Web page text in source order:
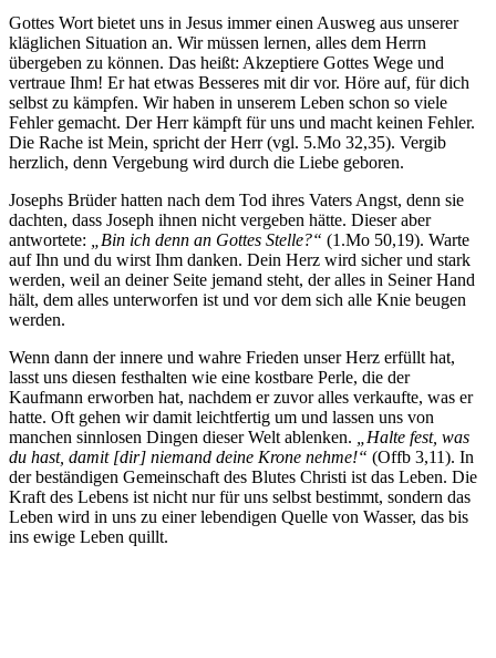
Gottes Wort bietet uns in Jesus immer einen Ausweg aus unserer
kläglichen Situation an. Wir müssen lernen, alles dem Herrn
übergeben zu können. Das heißt: Akzeptiere Gottes Wege und
vertraue Ihm! Er hat etwas Besseres mit dir vor. Höre auf, für dich
selbst zu kämpfen. Wir haben in unserem Leben schon so viele
Fehler gemacht. Der Herr kämpft für uns und macht keinen Fehler.
Die Rache ist Mein, spricht der Herr (vgl. 5.Mo 32,35). Vergib
herzlich, denn Vergebung wird durch die Liebe geboren.
Josephs Brüder hatten nach dem Tod ihres Vaters Angst, denn sie
dachten, dass Joseph ihnen nicht vergeben hätte. Dieser aber
antwortete:
„Bin ich denn an Gottes Stelle?“ (1.Mo 50,19). Warte
auf Ihn und du wirst Ihm danken. Dein Herz wird sicher und stark
werden, weil an deiner Seite jemand steht, der alles in Seiner Hand
hält, dem alles unterworfen ist und vor dem sich alle Knie beugen
werden.
Wenn dann der innere und wahre Frieden unser Herz erfüllt hat,
lasst uns diesen festhalten wie eine kostbare Perle, die der
Kaufmann erworben hat, nachdem er zuvor alles verkaufte, was er
hatte. Oft gehen wir damit leichtfertig um und lassen uns von
manchen sinnlosen Dingen dieser Welt ablenken.
„Halte fest, was
du hast, damit [dir] niemand deine Krone nehme!“ (Offb 3,11). In
der beständigen Gemeinschaft des Blutes Christi ist das Leben. Die
Kraft des Lebens ist nicht nur für uns selbst bestimmt, sondern das
Leben wird in uns zu einer lebendigen Quelle von Wasser, das bis
ins ewige Leben quillt.